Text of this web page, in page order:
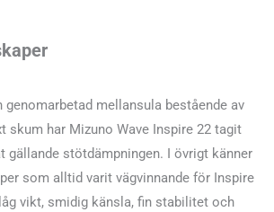
genomarbetad mellansula bestående av
skum har Mizuno Wave Inspire 22 tagit
stötdämpningen. I övrigt känner
som alltid varit vägvinnande för Inspire
vikt, smidig känsla, fin stabilitet och